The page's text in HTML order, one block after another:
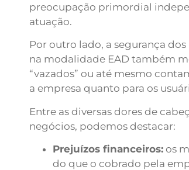
preocupação primordial
atuação.
Por outro lado, a segurança
na modalidade EAD também
“vazados” ou até mesmo
a empresa quanto para os
Entre as diversas dores de
negócios, podemos destacar:
Prejuízos financeiros: os
do que o cobrado pela